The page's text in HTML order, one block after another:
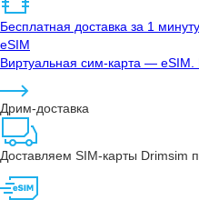
Бесплатная доставка за 1
eSIM
Виртуальная сим-карта — eSIM.
Дрим-доставка
Доставляем SIM-карты Drimsim